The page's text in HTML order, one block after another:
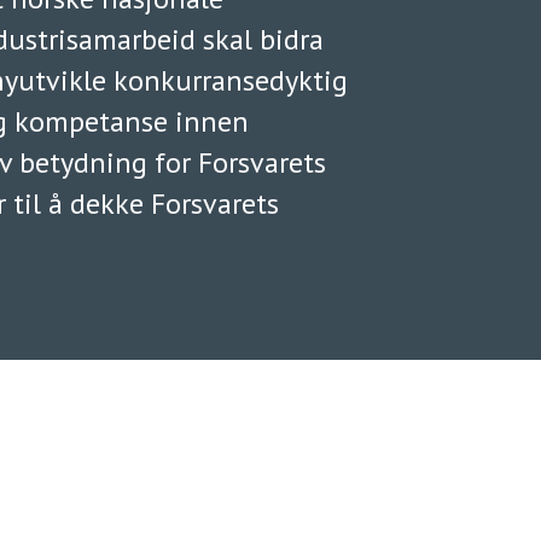
skal bidra
konkurransedyktig
innen
betydning for Forsvarets
å dekke Forsvarets